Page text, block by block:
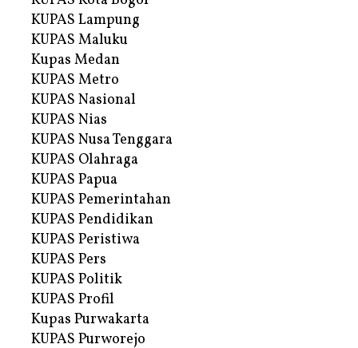
KUPAS Lampung
KUPAS Maluku
Kupas Medan
KUPAS Metro
KUPAS Nasional
KUPAS Nias
KUPAS Nusa Tenggara
KUPAS Olahraga
KUPAS Papua
KUPAS Pemerintahan
KUPAS Pendidikan
KUPAS Peristiwa
KUPAS Pers
KUPAS Politik
KUPAS Profil
Kupas Purwakarta
KUPAS Purworejo